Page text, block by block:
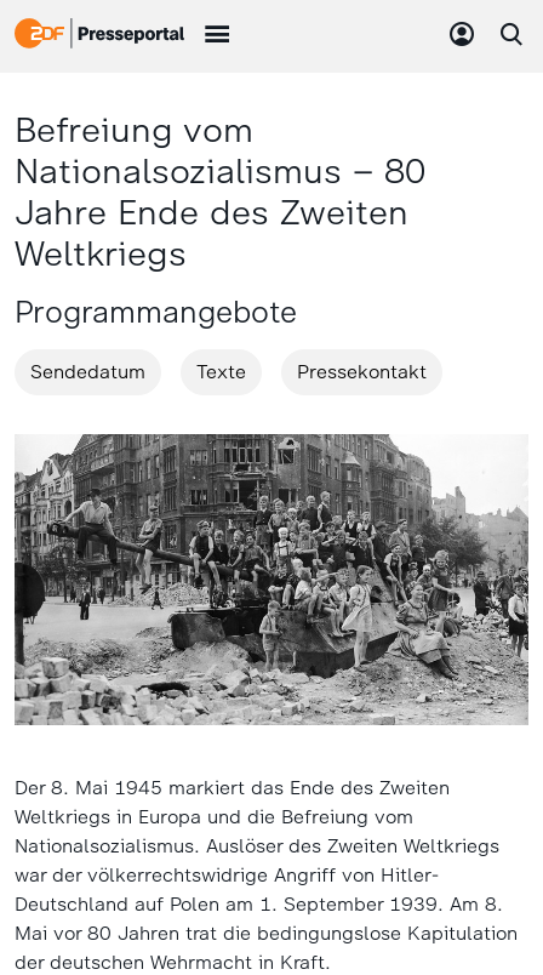
Befreiung vom
Nationalsozialismus – 80
Jahre Ende des Zweiten
Weltkriegs
Programmangebote
Sendedatum Texte Pressekontakt
Der 8. Mai 1945 markiert das Ende des Zweiten
Weltkriegs in Europa und die Befreiung vom
Nationalsozialismus. Auslöser des Zweiten Weltkriegs
war der völkerrechtswidrige Angriff von Hitler-
Deutschland auf Polen am 1. September 1939. Am 8.
Mai vor 80 Jahren trat die bedingungslose Kapitulation
der deutschen Wehrmacht in Kraft.